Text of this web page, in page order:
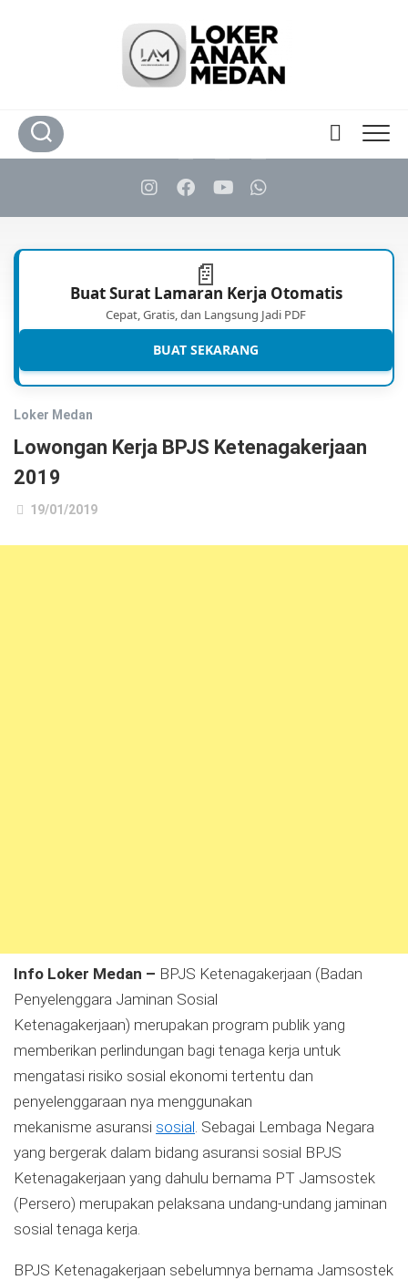
📄
Buat Surat Lamaran Kerja Otomatis
Cepat, Gratis, dan Langsung Jadi PDF
BUAT SEKARANG
Loker Medan
Lowongan Kerja BPJS Ketenagakerjaan
2019
19/01/2019
Info Loker Medan – BPJS Ketenagakerjaan (Badan
Penyelenggara Jaminan Sosial
Ketenagakerjaan) merupakan program publik yang
memberikan perlindungan bagi tenaga kerja untuk
mengatasi risiko sosial ekonomi tertentu dan
penyelenggaraan nya menggunakan
mekanisme asuransi sosial. Sebagai Lembaga Negara
yang bergerak dalam bidang asuransi sosial BPJS
Ketenagakerjaan yang dahulu bernama PT Jamsostek
(Persero) merupakan pelaksana undang-undang jaminan
sosial tenaga kerja.
BPJS Ketenagakerjaan sebelumnya bernama Jamsostek